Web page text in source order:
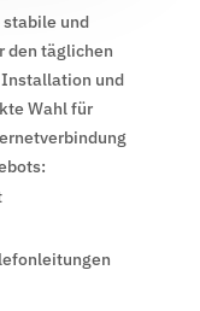
und
den täglichen
und
Wahl für